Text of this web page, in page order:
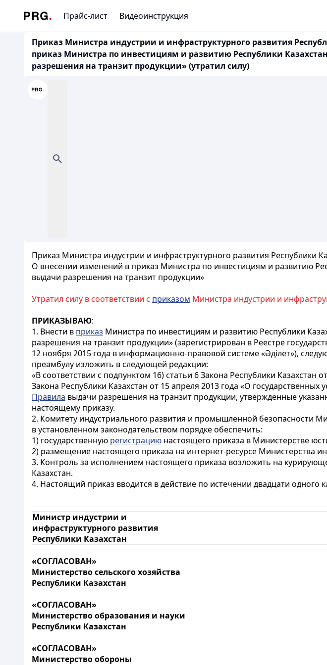
Прайс-лист Видеоинструкция
Приказ Министра индустрии и инфраструктурного развития
приказ Министра по инвестициям и развитию Республики
разрешения на транзит продукции» (утратил силу)
Приказ Министра индустрии и инфраструктурного развития Республики
О внесении изменений в приказ Министра по инвестициям и развитию
выдачи разрешения на транзит продукции»
Утратил силу в соответствии с приказом Министра индустрии и
ПРИКАЗЫВАЮ:
1. Внести в приказ Министра по инвестициям и развитию Республики
разрешения на транзит продукции» (зарегистрирован в Реестре
12 ноября 2015 года в информационно-правовой системе «Әділет»),
преамбулу изложить в следующей редакции:
«В соответствии с подпунктом 16) статьи 6 Закона Республики
Закона Республики Казахстан от 15 апреля 2013 года «О
Правила выдачи разрешения на транзит продукции, утвержденные
настоящему приказу.
2. Комитету индустриального развития и промышленной безопасности
в установленном законодательством порядке обеспечить:
1) государственную регистрацию настоящего приказа в Министерстве
2) размещение настоящего приказа на интернет-ресурсе Министерства
3. Контроль за исполнением настоящего приказа возложить на
Казахстан.
4. Настоящий приказ вводится в действие по истечении двадцати одного
Министр индустрии и
инфраструктурного развития
Республики Казахстан
«СОГЛАСОВАН»
Министерство сельского хозяйства
Республики Казахстан
«СОГЛАСОВАН»
Министерство образования и науки
Республики Казахстан
«СОГЛАСОВАН»
Министерство обороны